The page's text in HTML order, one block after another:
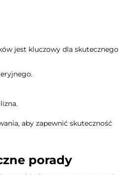
jest kluczowy dla skutecznego
aby zapewnić skuteczność
porady